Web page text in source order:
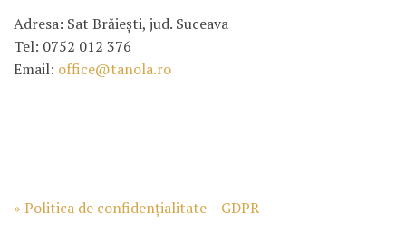
Adresa: Sat Brăiești, jud. Suceava
Tel: 0752 012 376
Email: office@tanola.ro
» Politica de confidențialitate – GDPR